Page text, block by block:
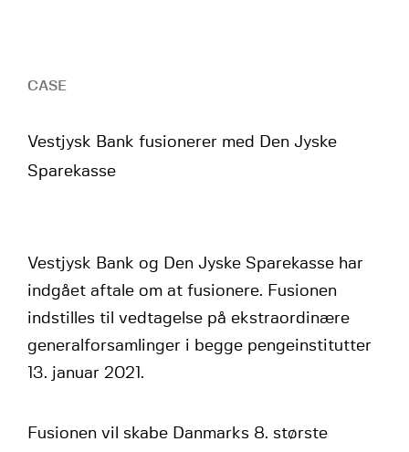
CASE
Vestjysk Bank fusionerer med Den Jyske
Sparekasse
Vestjysk Bank og Den Jyske Sparekasse har
indgået aftale om at fusionere. Fusionen
indstilles til vedtagelse på ekstraordinære
generalforsamlinger i begge pengeinstitutter
13. januar 2021.
Fusionen vil skabe Danmarks 8. største